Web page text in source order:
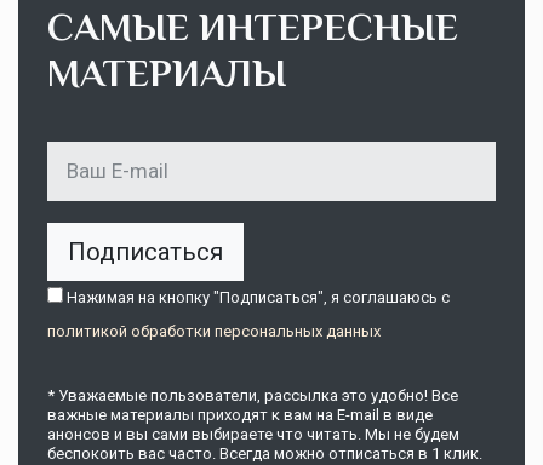
САМЫЕ ИНТЕРЕСНЫЕ
МАТЕРИАЛЫ
Подписаться
Нажимая на кнопку "Подписаться", я соглашаюсь c
политикой обработки персональных данных
* Уважаемые пользователи, рассылка это удобно! Все
важные материалы приходят к вам на E-mail в виде
анонсов и вы сами выбираете что читать. Мы не будем
беспокоить вас часто. Всегда можно отписаться в 1 клик.